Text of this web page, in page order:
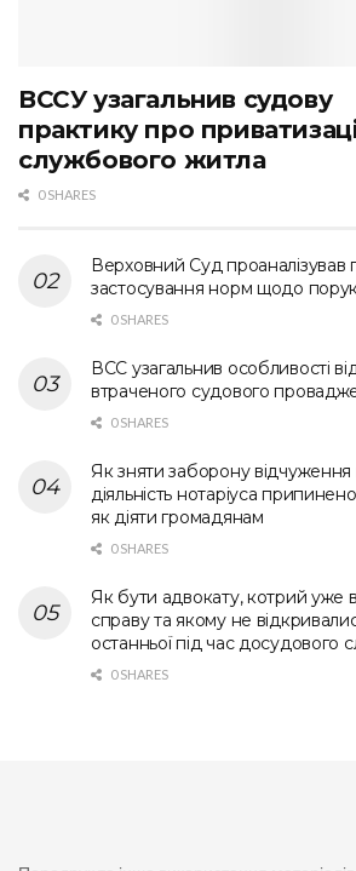
ВССУ узагальнив судову
практику про
службового житла
0 SHARES
Верховний Суд проаналізував
застосування норм щодо
0 SHARES
ВСС узагальнив особливості
втраченого судового
0 SHARES
Як зняти заборону
діяльність нотаріуса
як діяти громадянам
0 SHARES
Як бути адвокату, котрий уже
справу та якому не
останньої під час досудового
0 SHARES